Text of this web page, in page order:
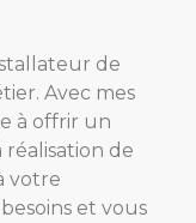
de
Avec mes
à offrir un
de
votre
et vous